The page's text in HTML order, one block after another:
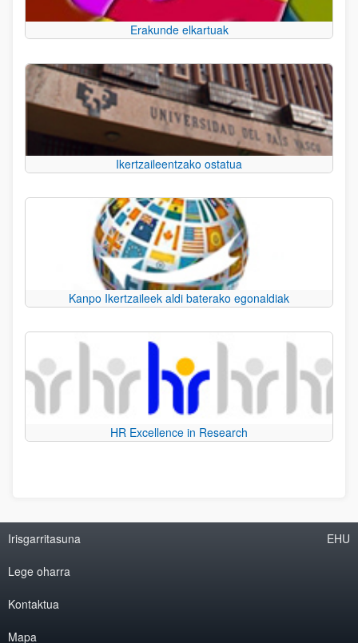
Erakunde elkartuak
Ikertzaileentzako ostatua
Kanpo Ikertzaileek aldi baterako egonaldiak
HR Excellence in Research
Irisgarritasuna
Lege oharra
Kontaktua
Mapa
EHU